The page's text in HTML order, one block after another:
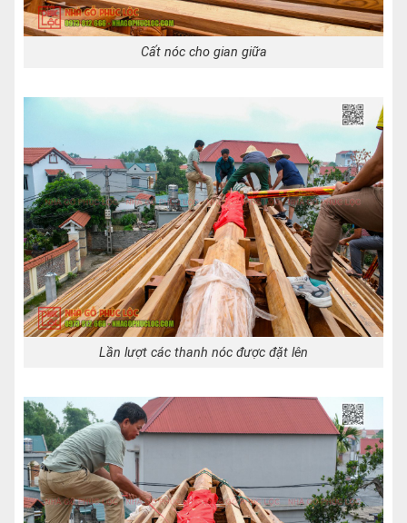
Cất nóc cho gian giữa
Lần lượt các thanh nóc được đặt lên